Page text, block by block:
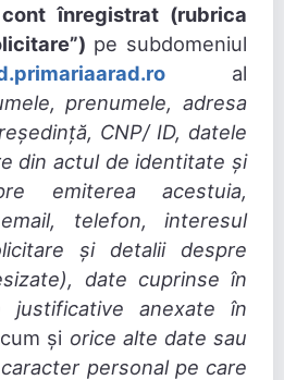
înregistrat (rubrica
pe subdomeniul
al
prenumele, adresa
CNP/ ID, datele
din actul de identitate și
emiterea acestuia,
telefon, interesul
și detalii despre
date cuprinse în
justificative anexate în
și orice alte date sau
personal pe care